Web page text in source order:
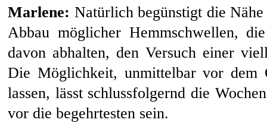
Marlene: Natürlich begünstigt die
Abbau möglicher Hemmschwellen,
davon abhalten, den Versuch einer
Die Möglichkeit, unmittelbar vor dem
lassen, lässt schlussfolgernd die
vor die begehrtesten sein.